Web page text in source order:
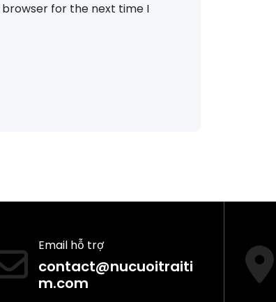
browser for the next time I
Email hỗ trợ
contact@nucuoitraiti
m.com